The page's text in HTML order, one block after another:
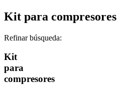
Kit para compresores
Refinar búsqueda:
Kit
para
compresores